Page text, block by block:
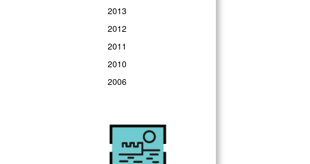
2013
2012
2011
2010
2006